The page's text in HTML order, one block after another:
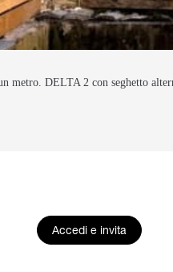
metro. DELTA 2 con seghetto
Accedi e invita